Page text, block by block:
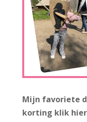
Mijn favoriete
korting klik